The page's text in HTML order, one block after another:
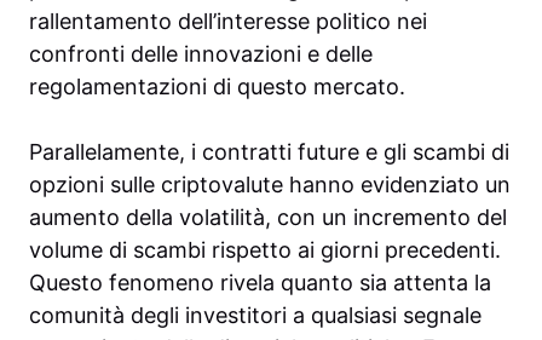
rallentamento dell’interesse politico nei
confronti delle innovazioni e delle
regolamentazioni di questo mercato.
Parallelamente, i contratti future e gli scambi di
opzioni sulle criptovalute hanno evidenziato un
aumento della volatilità, con un incremento del
volume di scambi rispetto ai giorni precedenti.
Questo fenomeno rivela quanto sia attenta la
comunità degli investitori a qualsiasi segnale